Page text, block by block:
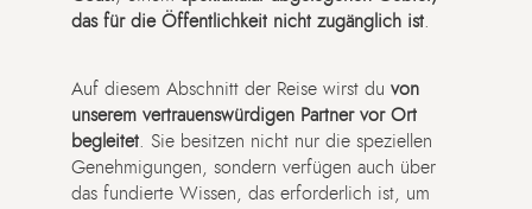
das für die Öffentlichkeit nicht zugänglich ist.
Auf diesem Abschnitt der Reise wirst du von
unserem vertrauenswürdigen Partner vor Ort
begleitet. Sie besitzen nicht nur die speziellen
Genehmigungen, sondern verfügen auch über
das fundierte Wissen, das erforderlich ist, um